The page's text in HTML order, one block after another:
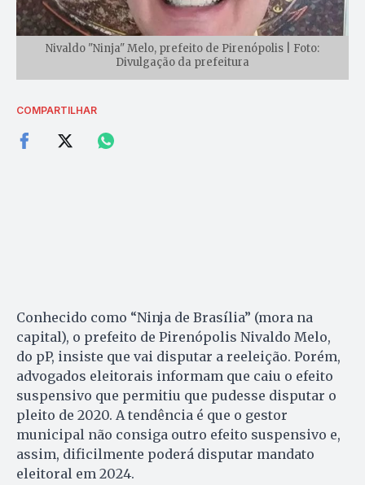
Nivaldo "Ninja" Melo, prefeito de Pirenópolis | Foto:
Divulgação da prefeitura
COMPARTILHAR
Conhecido como “Ninja de Brasília” (mora na
capital), o prefeito de Pirenópolis Nivaldo Melo,
do pP, insiste que vai disputar a reeleição. Porém,
advogados eleitorais informam que caiu o efeito
suspensivo que permitiu que pudesse disputar o
pleito de 2020. A tendência é que o gestor
municipal não consiga outro efeito suspensivo e,
assim, dificilmente poderá disputar mandato
eleitoral em 2024.